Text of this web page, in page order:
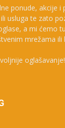
ponude, akcije i
usluga te zato
a mi ćemo
mrežama ili
oglašavanje!